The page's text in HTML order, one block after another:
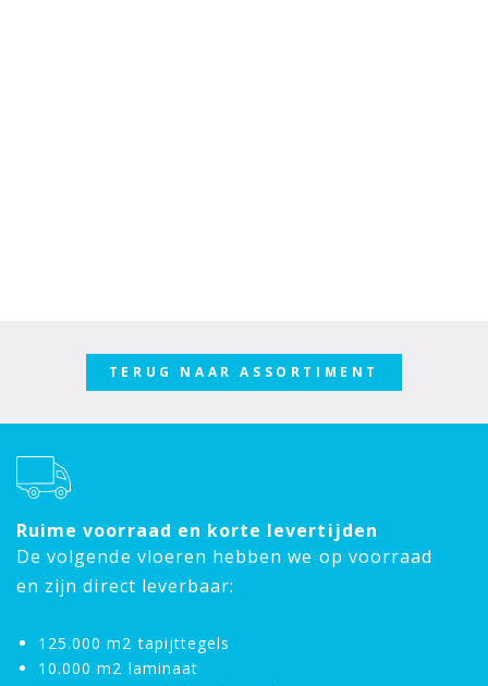
TERUG NAAR ASSORTIMENT
Ruime voorraad en korte levertijden
De volgende vloeren hebben we op voorraad
en zijn direct leverbaar:
125.000 m2 tapijttegels
10.000 m2 laminaat